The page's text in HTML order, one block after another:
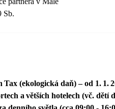
Sb.
(ekologická daň) – od 1. 1.
a větších hotelech (vč. dětí